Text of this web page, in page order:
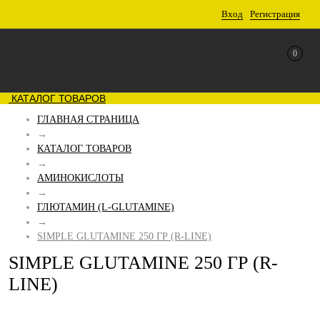
Вход Регистрация
0
КАТАЛОГ ТОВАРОВ
ГЛАВНАЯ СТРАНИЦА
→
КАТАЛОГ ТОВАРОВ
→
АМИНОКИСЛОТЫ
→
ГЛЮТАМИН (L-GLUTAMINE)
→
SIMPLE GLUTAMINE 250 ГР (R-LINE)
SIMPLE GLUTAMINE 250 ГР (R-
LINE)